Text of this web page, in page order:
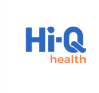
治療藥物與保健食品為
己任，提供全球癌症與
慢性病患者嶄新治療。